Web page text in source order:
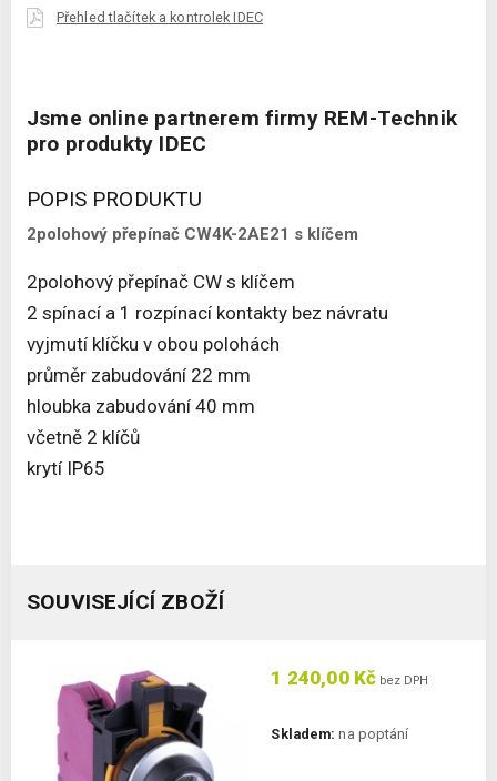
Přehled tlačítek a kontrolek IDEC
Jsme online partnerem firmy REM-Technik
pro produkty IDEC
POPIS PRODUKTU
2polohový přepínač CW4K-2AE21 s klíčem
2polohový přepínač CW s klíčem
2 spínací a 1 rozpínací kontakty bez návratu
vyjmutí klíčku v obou polohách
průměr zabudování 22 mm
hloubka zabudování 40 mm
včetně 2 klíčů
krytí IP65
SOUVISEJÍCÍ ZBOŽÍ
1 240,00 Kč bez DPH
Skladem: na poptání